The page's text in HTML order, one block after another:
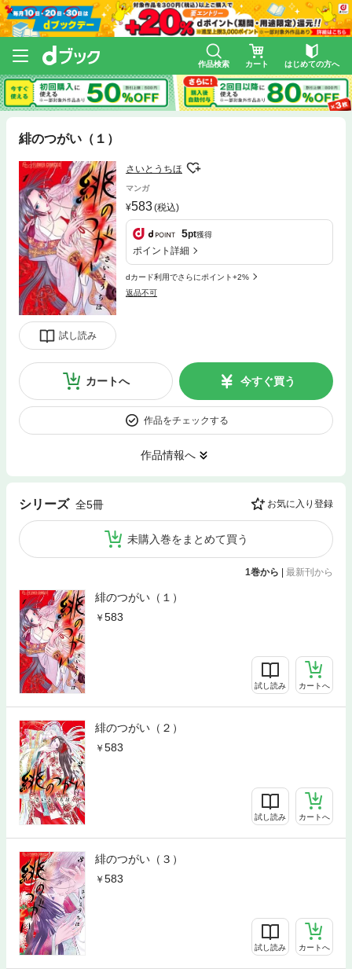
作品検索 カート はじめての方へ
緋のつがい（１）
試し読み
さいとうちほ
マンガ
583(税込)
5pt獲得
ポイント詳細
dカード利用でさらにポイント+2%
返品不可
カートへ 今すぐ買う
作品をチェックする
作品情報へ
シリーズ 全5冊 お気に入り登録
未購入巻をまとめて買う
1巻から 最新刊から
緋のつがい（１）
583
試し読み カートへ
緋のつがい（２）
583
試し読み カートへ
緋のつがい（３）
583
試し読み カートへ